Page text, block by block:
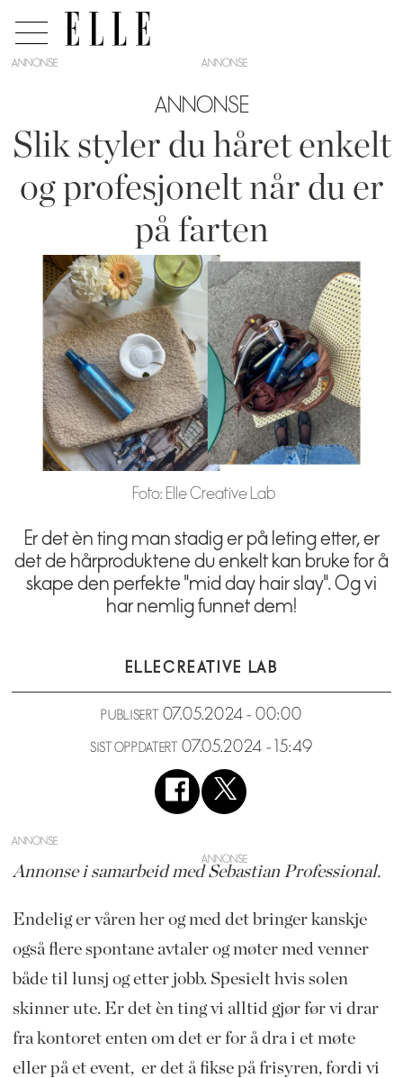
ANNONSE
ANNONSE
Slik styler du håret enkelt
og profesjonelt når du er
på farten
Foto: Elle Creative Lab
Er det èn ting man stadig er på leting etter, er
det de hårproduktene du enkelt kan bruke for å
skape den perfekte "mid day hair slay". Og vi
har nemlig funnet dem!
ELLECREATIVE LAB
PUBLISERT 07.05.2024 - 00:00
SIST OPPDATERT 07.05.2024 - 15:49
ANNONSE
Annonse i samarbeid med Sebastian Professional.
Endelig er våren her og med det bringer kanskje
også flere spontane avtaler og møter med venner
både til lunsj og etter jobb. Spesielt hvis solen
skinner ute. Er det èn ting vi alltid gjør før vi drar
fra kontoret enten om det er for å dra i et møte
eller på et event, er det å fikse på frisyren, fordi vi